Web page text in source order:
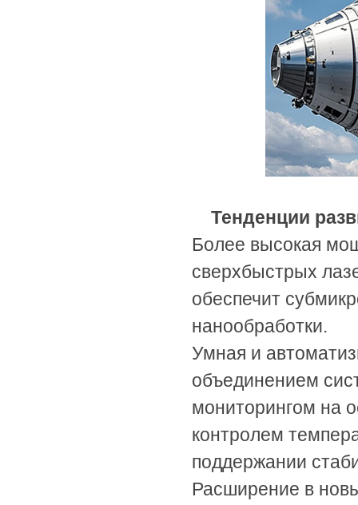
Тенденции
Более высокая
сверхбыстрых
обеспечит
нанообработки.
Умная и
объединением
мониторингом на
контролем
поддержании
Расширение в